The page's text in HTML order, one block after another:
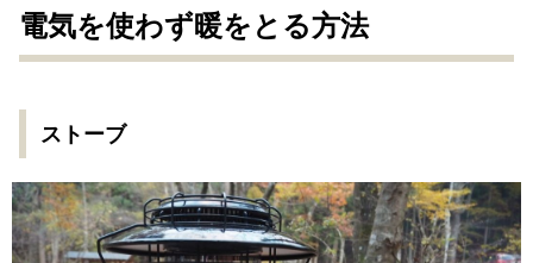
電気を使わず暖をとる方法
ストーブ